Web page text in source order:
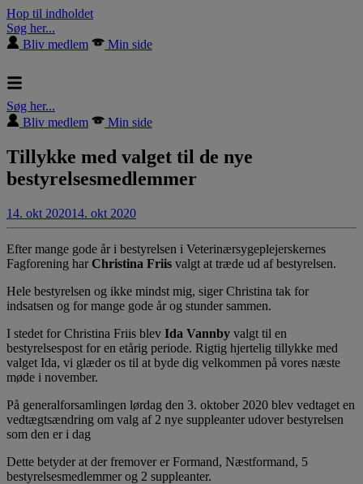
Hop til indholdet
Søg her...
Bliv medlem
Min side
Søg her...
Bliv medlem
Min side
Tillykke med valget til de nye
bestyrelsesmedlemmer
14. okt 202014. okt 2020
Efter mange gode år i bestyrelsen i Veterinærsygeplejerskernes
Fagforening har Christina Friis valgt at træde ud af bestyrelsen.
Hele bestyrelsen og ikke mindst mig, siger Christina tak for
indsatsen og for mange gode år og stunder sammen.
I stedet for Christina Friis blev Ida Vannby valgt til en
bestyrelsespost for en etårig periode. Rigtig hjertelig tillykke med
valget Ida, vi glæder os til at byde dig velkommen på vores næste
møde i november.
På generalforsamlingen lørdag den 3. oktober 2020 blev vedtaget en
vedtægtsændring om valg af 2 nye suppleanter udover bestyrelsen
som den er i dag
Dette betyder at der fremover er Formand, Næstformand, 5
bestyrelsesmedlemmer og 2 suppleanter.